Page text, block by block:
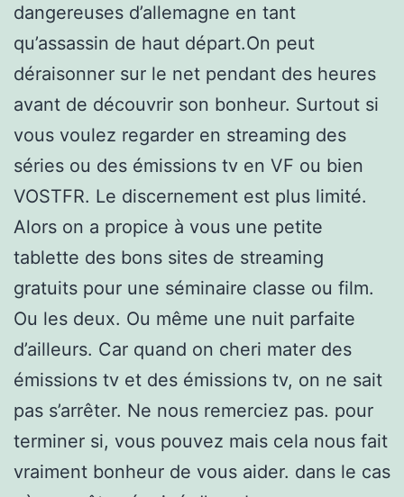
dangereuses d’allemagne en tant
qu’assassin de haut départ.On peut
déraisonner sur le net pendant des heures
avant de découvrir son bonheur. Surtout si
vous voulez regarder en streaming des
séries ou des émissions tv en VF ou bien
VOSTFR. Le discernement est plus limité.
Alors on a propice à vous une petite
tablette des bons sites de streaming
gratuits pour une séminaire classe ou film.
Ou les deux. Ou même une nuit parfaite
d’ailleurs. Car quand on cheri mater des
émissions tv et des émissions tv, on ne sait
pas s’arrêter. Ne nous remerciez pas. pour
terminer si, vous pouvez mais cela nous fait
vraiment bonheur de vous aider. dans le cas